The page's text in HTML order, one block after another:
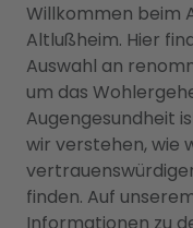
Willkommen beim
Altlußheim. Hier
Auswahl an
um das
Augengesundheit
wir verstehen, wie
finden. Auf